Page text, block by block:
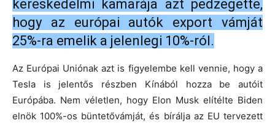
kereskedelmi kamarája azt pedzegette,
hogy az európai autók export vámját
25%-ra emelik a jelenlegi 10%-ról.
Az Európai Uniónak azt is figyelembe kell vennie, hogy a
Tesla is jelentős részben Kínából hozza be autóit
Európába. Nem véletlen, hogy Elon Musk elítélte Biden
elnök 100%-os büntetővámját, és bírálja az EU tervezett